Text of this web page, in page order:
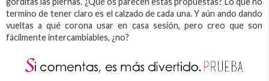
termino de tener claro es el calzado de cada una. Y aún ando dando
vueltas a qué corona usar en casa sesión, pero creo que son
fácilmente intercambiables, ¿no?